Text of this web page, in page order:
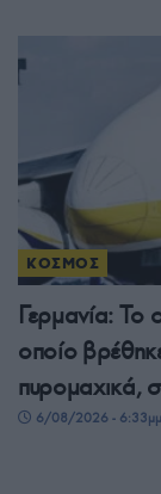
ΚΟΣΜΟΣ
Γερμανία: Το
οποίο
πυρομαχικά,
6/08/2026 - 6:33μμ